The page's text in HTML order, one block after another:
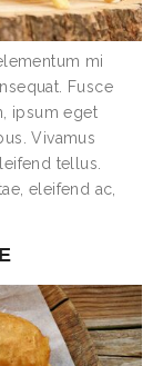
mi
Fusce
ipsum eget
Vivamus
tellus.
eleifend ac,